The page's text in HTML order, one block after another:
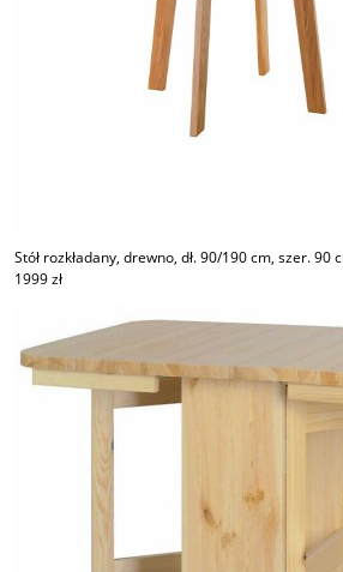
Stół rozkładany, drewno, dł. 90/190 cm, szer. 90
1999 zł